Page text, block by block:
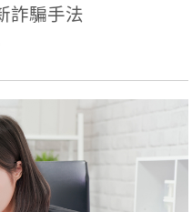
詐騙手法